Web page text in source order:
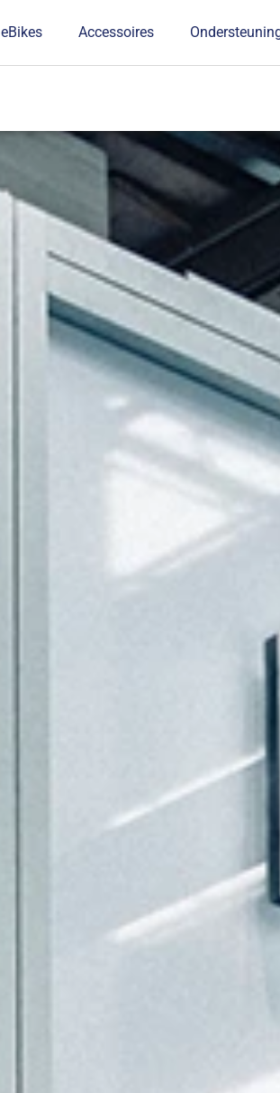
eBikes Accessoires